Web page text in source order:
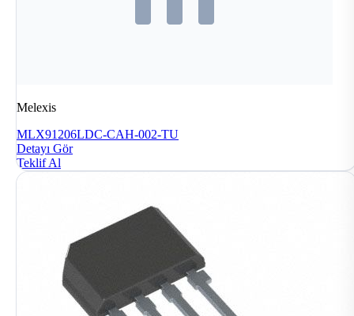
Melexis
MLX91206LDC-CAH-002-TU
Detayı Gör
Teklif Al